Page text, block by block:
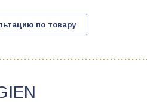
по товару